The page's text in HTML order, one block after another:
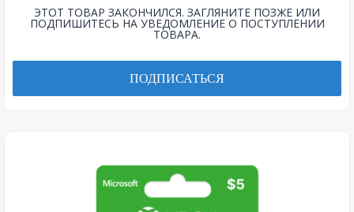
ЭТОТ ТОВАР ЗАКОНЧИЛСЯ. ЗАГЛЯНИТЕ ПОЗЖЕ ИЛИ
ПОДПИШИТЕСЬ НА УВЕДОМЛЕНИЕ О ПОСТУПЛЕНИИ
ТОВАРА.
ПОДПИСАТЬСЯ